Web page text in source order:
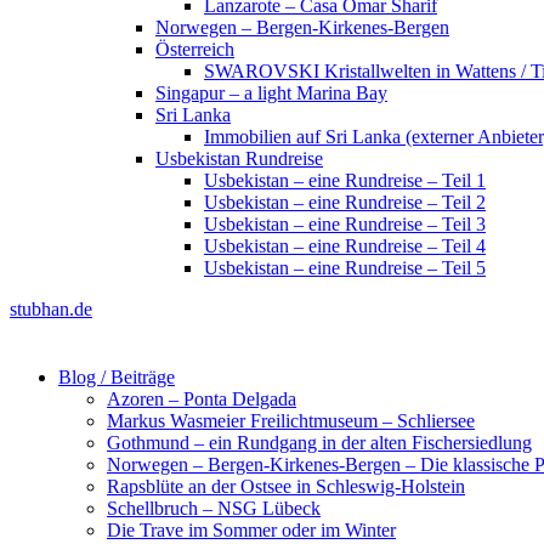
Lanzarote – Casa Omar Sharif
Norwegen – Bergen-Kirkenes-Bergen
Österreich
SWAROVSKI Kristallwelten in Wattens /
Singapur – a light Marina Bay
Sri Lanka
Immobilien auf Sri Lanka (externer
Usbekistan Rundreise
Usbekistan – eine Rundreise – Teil 1
Usbekistan – eine Rundreise – Teil 2
Usbekistan – eine Rundreise – Teil 3
Usbekistan – eine Rundreise – Teil 4
Usbekistan – eine Rundreise – Teil 5
stubhan.de
Blog / Beiträge
Azoren – Ponta Delgada
Markus Wasmeier Freilichtmuseum – Schliersee
Gothmund – ein Rundgang in der alten Fischersiedlung
Norwegen – Bergen-Kirkenes-Bergen – Die klassische
Rapsblüte an der Ostsee in Schleswig-Holstein
Schellbruch – NSG Lübeck
Die Trave im Sommer oder im Winter